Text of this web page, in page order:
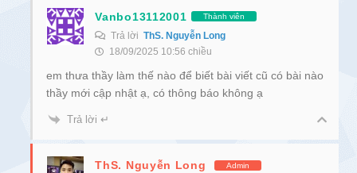
Vanbo13112001 Thành viên
Trả lờiThS. Nguyễn Long
18/09/2025 10:56 chiều
em thưa thầy làm thế nào để biết bài viết cũ có bài nào
thầy mới cập nhật ạ, có thông báo không ạ
Trả lời ↵
ThS. Nguyễn Long Admin